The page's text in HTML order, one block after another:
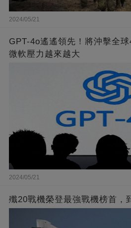
2024/05/21
GPT-4o遙遙領先！將沖擊全球
微軟壓力越來越大
2024/05/21
殲20戰機榮登最強戰機榜首，